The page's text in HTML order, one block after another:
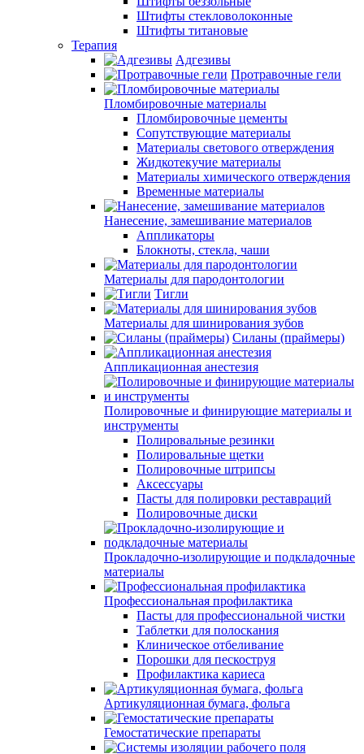
Штифты стекловолоконные
Штифты титановые
Терапия
Адгезивы
Протравочные гели
Пломбировочные материалы
Пломбировочные цементы
Сопутствующие материалы
Материалы светового отверждения
Жидкотекучие материалы
Материалы химического отверждения
Временные материалы
Нанесение, замешивание материалов
Аппликаторы
Блокноты, стекла, чаши
Материалы для пародонтологии
Тигли
Материалы для шинирования зубов
Силаны (праймеры)
Аппликационная анестезия
Полировочные и финирующие материалы и
инструменты
Полировальные резинки
Полировальные щетки
Полировочные штрипсы
Аксессуары
Пасты для полировки реставраций
Полировочные диски
Прокладочно-изолирующие и подкладочные
материалы
Профессиональная профилактика
Пасты для профессиональной чистки
Таблетки для полоскания
Клиническое отбеливание
Порошки для пескоструя
Профилактика кариеса
Артикуляционная бумага, фольга
Гемостатические препараты